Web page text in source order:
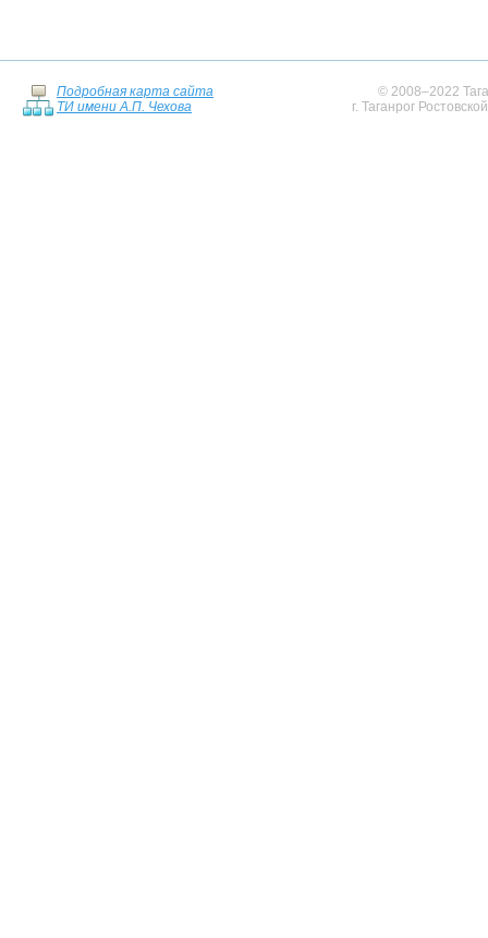
Подробная карта сайта
ТИ имени А.П. Чехова
© 2008–2022
г. Таганрог